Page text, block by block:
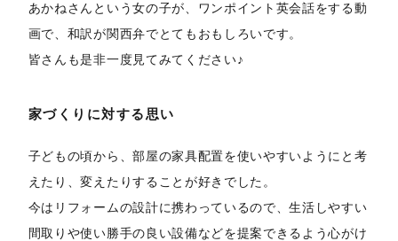
あかねさんという女の子が、ワンポイント英会話をする動
画で、和訳が関西弁でとてもおもしろいです。
皆さんも是非一度見てみてください♪
家づくりに対する思い
子どもの頃から、部屋の家具配置を使いやすいようにと考
えたり、変えたりすることが好きでした。
今はリフォームの設計に携わっているので、生活しやすい
間取りや使い勝手の良い設備などを提案できるよう心がけ